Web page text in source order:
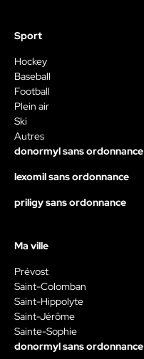
Sport
Hockey
Baseball
Football
Plein air
Ski
Autres
donormyl sans ordonnance
lexomil sans ordonnance
priligy sans ordonnance
Ma ville
Prévost
Saint-Colomban
Saint-Hippolyte
Saint-Jérôme
Sainte-Sophie
donormyl sans ordonnance